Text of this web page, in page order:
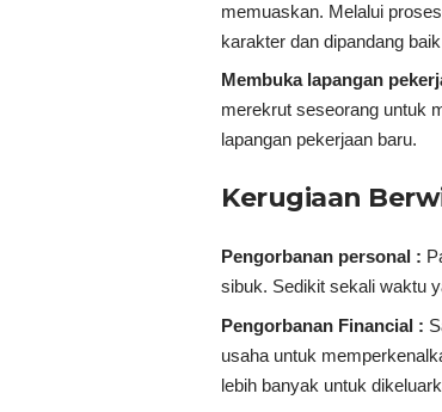
memuaskan. Melalui
karakter dan dipandang
Membuka lapangan
merekrut seseorang untuk
lapangan pekerjaan baru.
Kerugiaan
Pengorbanan personal :
sibuk. Sedikit sekali waktu
Pengorbanan Financial :
usaha untuk
lebih banyak untuk